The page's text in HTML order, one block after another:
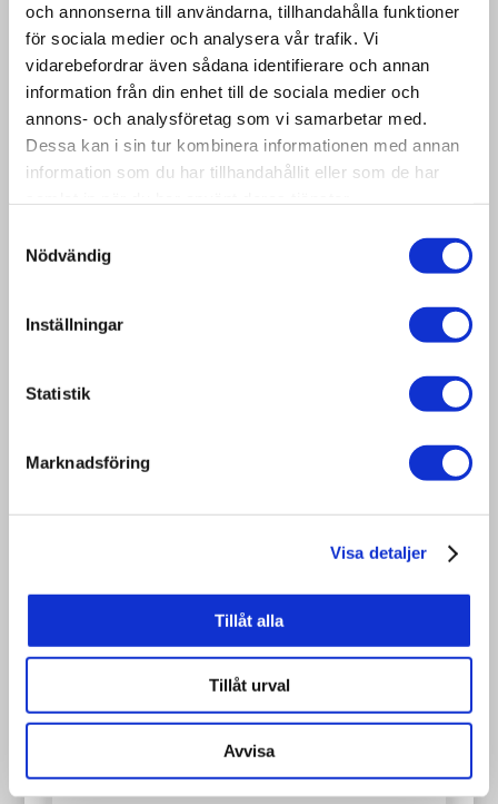
och annonserna till användarna, tillhandahålla funktioner
för sociala medier och analysera vår trafik. Vi
vidarebefordrar även sådana identifierare och annan
information från din enhet till de sociala medier och
annons- och analysföretag som vi samarbetar med.
Dessa kan i sin tur kombinera informationen med annan
information som du har tillhandahållit eller som de har
Nödvändig
Inställningar
Statistik
Marknadsföring
Visa detaljer
Tillåt alla
Tillåt urval
Avvisa
Neue Einwegpalette 1600×800 mm
Unsere Einzelpaletten haben eine
Holzstärke von 16 mm und die Bretter
sind 75 mm breit (Industriepaletten sind
19 mm und EUR-Paletten sind 22 mm). In
den meisten Fällen ist 16 mm Holz
Paletten mit 19 und 22 mm Holz auf
Paletten werden, desto mehr Klötze
erhöhen.
Art. Nr:
Größe:
Wärmebehandlung
/ ISPM15:
Sonstiges:
Bausteine: